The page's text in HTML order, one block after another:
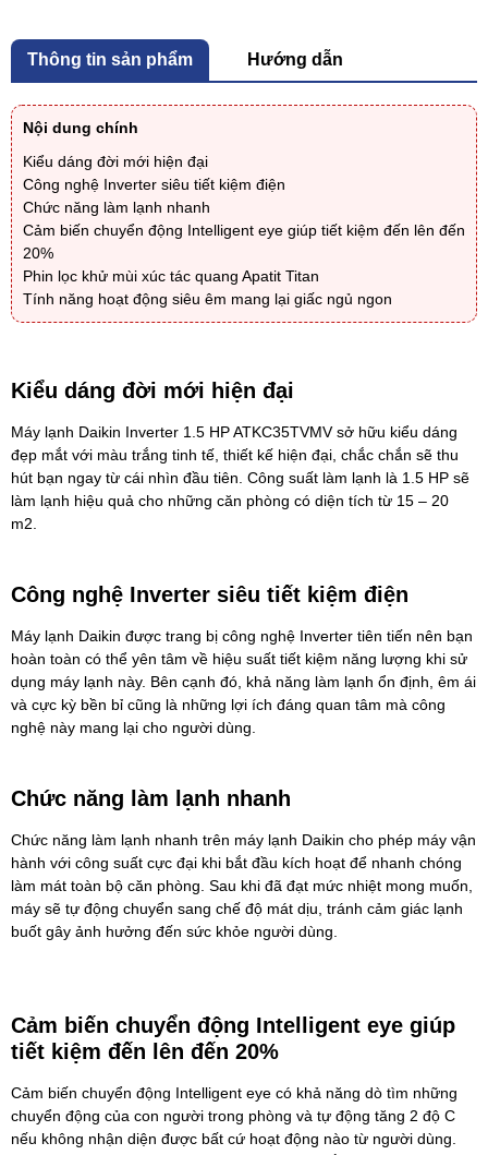
Thông tin sản phẩm Hướng dẫn
Nội dung chính
Kiểu dáng đời mới hiện đại
Công nghệ Inverter siêu tiết kiệm điện
Chức năng làm lạnh nhanh
Cảm biến chuyển động Intelligent eye giúp tiết kiệm đến lên đến
20%
Phin lọc khử mùi xúc tác quang Apatit Titan
Tính năng hoạt động siêu êm mang lại giấc ngủ ngon
Kiểu dáng đời mới hiện đại
Máy lạnh Daikin Inverter 1.5 HP ATKC35TVMVsở hữu kiểu dáng
đẹp mắt với màu trắng tinh tế, thiết kế hiện đại, chắc chắn sẽ thu
hút bạn ngay từ cái nhìn đầu tiên. Công suất làm lạnh là 1.5 HP sẽ
làm lạnh hiệu quả cho những căn phòng có diện tích từ 15 – 20
m2.
Công nghệ Inverter siêu tiết kiệm điện
Máy lạnh Daikin được trang bị công nghệ Inverter tiên tiến nên bạn
hoàn toàn có thể yên tâm về hiệu suất tiết kiệm năng lượng khi sử
dụng máy lạnh này. Bên cạnh đó, khả năng làm lạnh ổn định, êm ái
và cực kỳ bền bỉ cũng là những lợi ích đáng quan tâm mà công
nghệ này mang lại cho người dùng.
Chức năng làm lạnh nhanh
Chức năng làm lạnh nhanh trên máy lạnh Daikin cho phép máy vận
hành với công suất cực đại khi bắt đầu kích hoạt để nhanh chóng
làm mát toàn bộ căn phòng. Sau khi đã đạt mức nhiệt mong muốn,
máy sẽ tự động chuyển sang chế độ mát dịu, tránh cảm giác lạnh
buốt gây ảnh hưởng đến sức khỏe người dùng.
Cảm biến chuyển động Intelligent eye giúp
tiết kiệm đến lên đến 20%
Cảm biến chuyển động Intelligent eye có khả năng dò tìm những
chuyển động của con người trong phòng và tự động tăng 2 độ C
nếu không nhận diện được bất cứ hoạt động nào từ người dùng.